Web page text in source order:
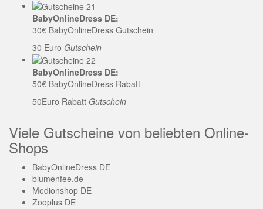
BabyOnlineDress DE:
30€ BabyOnlineDress Gutschein
30 Euro Gutschein
BabyOnlineDress DE:
50€ BabyOnlineDress Rabatt
50Euro Rabatt Gutschein
Viele Gutscheine von beliebten Online-
Shops
BabyOnlineDress DE
blumenfee.de
Medionshop DE
Zooplus DE